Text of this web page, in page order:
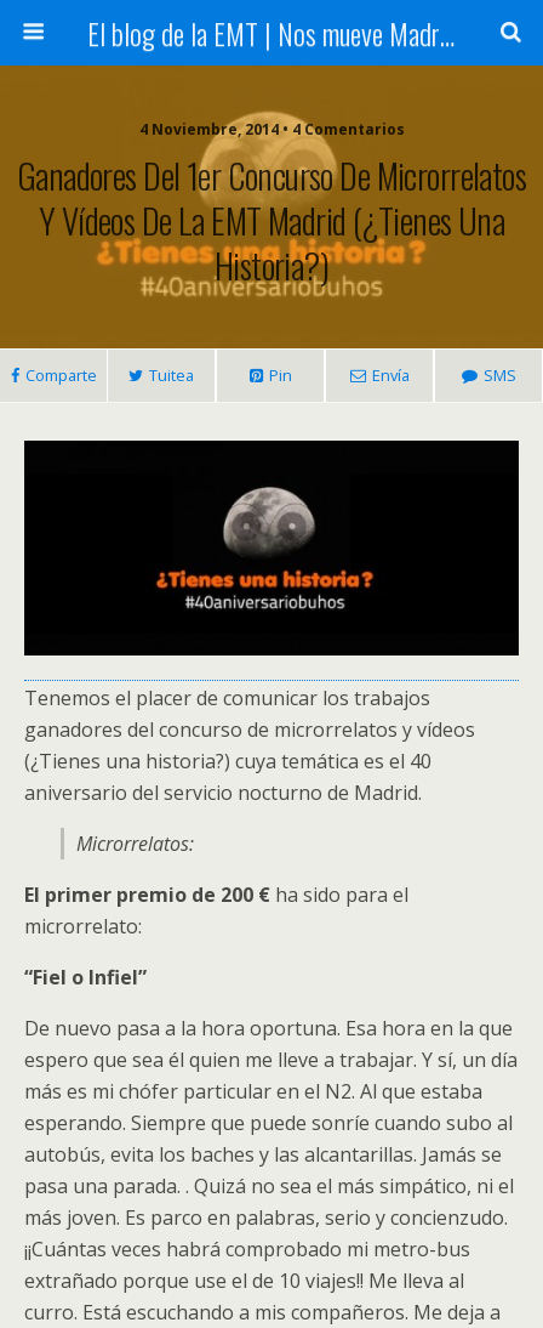
El blog de la EMT | Nos mueve Madrid
4 Noviembre, 2014 • 4 Comentarios
Ganadores Del 1er Concurso De Microrrelatos
Y Vídeos De La EMT Madrid (¿Tienes Una
Historia?)
Comparte Tuitea Pin Envía SMS
Tenemos el placer de comunicar los trabajos
ganadores del concurso de microrrelatos y vídeos
(¿Tienes una historia?) cuya temática es el 40
aniversario del servicio nocturno de Madrid.
Microrrelatos:
El primer premio de 200 € ha sido para el
microrrelato:
“Fiel o Infiel”
De nuevo pasa a la hora oportuna. Esa hora en la que
espero que sea él quien me lleve a trabajar. Y sí, un día
más es mi chófer particular en el N2. Al que estaba
esperando. Siempre que puede sonríe cuando subo al
autobús, evita los baches y las alcantarillas. Jamás se
pasa una parada. . Quizá no sea el más simpático, ni el
más joven. Es parco en palabras, serio y concienzudo.
¡¡Cuántas veces habrá comprobado mi metro-bus
extrañado porque use el de 10 viajes!! Me lleva al
curro. Está escuchando a mis compañeros. Me deja a